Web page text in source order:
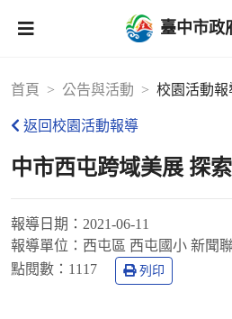
臺中市政
首頁 公告與活動 校園活動報
返回校園活動報導
中市西屯跨域美展 探
報導日期： 2021-06-11
報導單位： 西屯區 西屯國小 新聞
點閱數： 1117 列印